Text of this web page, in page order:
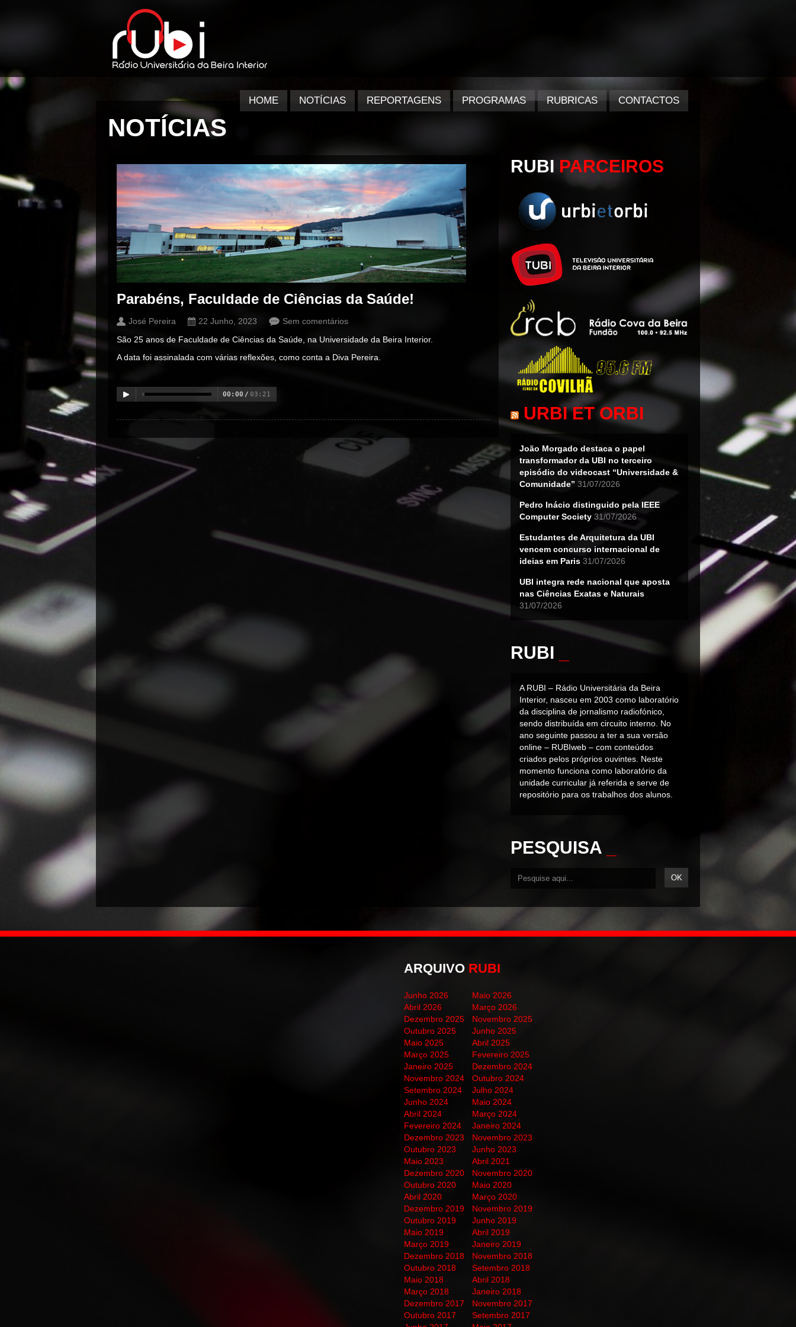
HOME NOTÍCIAS REPORTAGENS PROGRAMAS RUBRICAS CONTACTOS
NOTÍCIAS
RUBI PARCEIROS
URBI ET ORBI
João Morgado destaca o papel
transformador da UBI no terceiro
episódio do videocast “Universidade &
Comunidade” 31/07/2026
Pedro Inácio distinguido pela IEEE
Computer Society 31/07/2026
Estudantes de Arquitetura da UBI
vencem concurso internacional de
ideias em Paris 31/07/2026
UBI integra rede nacional que aposta
nas Ciências Exatas e Naturais
31/07/2026
RUBI
A RUBI – Rádio Universitária da Beira
Interior, nasceu em 2003 como laboratório
da disciplina de jornalismo radiofónico,
sendo distribuída em circuito interno. No
ano seguinte passou a ter a sua versão
online – RUBIweb – com conteúdos
criados pelos próprios ouvintes. Neste
momento funciona como laboratório da
unidade curricular já referida e serve de
repositório para os trabalhos dos alunos.
PESQUISA
Parabéns, Faculdade de Ciências da Saúde!
José Pereira 22 Junho, 2023
Sem comentários
São 25 anos de Faculdade de Ciências da Saúde, na Universidade da Beira Interior.
A data foi assinalada com várias reflexões, como conta a Diva Pereira.
00:00 / 03:21
00:00 / 00:00
ARQUIVO RUBI
Junho 2026
Maio 2026
Abril 2026
Março 2026
Dezembro 2025
Novembro 2025
Outubro 2025
Junho 2025
Maio 2025
Abril 2025
Março 2025
Fevereiro 2025
Janeiro 2025
Dezembro 2024
Novembro 2024
Outubro 2024
Setembro 2024
Julho 2024
Junho 2024
Maio 2024
Abril 2024
Março 2024
Fevereiro 2024
Janeiro 2024
Dezembro 2023
Novembro 2023
Outubro 2023
Junho 2023
Maio 2023
Abril 2021
Dezembro 2020
Novembro 2020
Outubro 2020
Maio 2020
Abril 2020
Março 2020
Dezembro 2019
Novembro 2019
Outubro 2019
Junho 2019
Maio 2019
Abril 2019
Março 2019
Janeiro 2019
Dezembro 2018
Novembro 2018
Outubro 2018
Setembro 2018
Maio 2018
Abril 2018
Março 2018
Janeiro 2018
Dezembro 2017
Novembro 2017
Outubro 2017
Setembro 2017